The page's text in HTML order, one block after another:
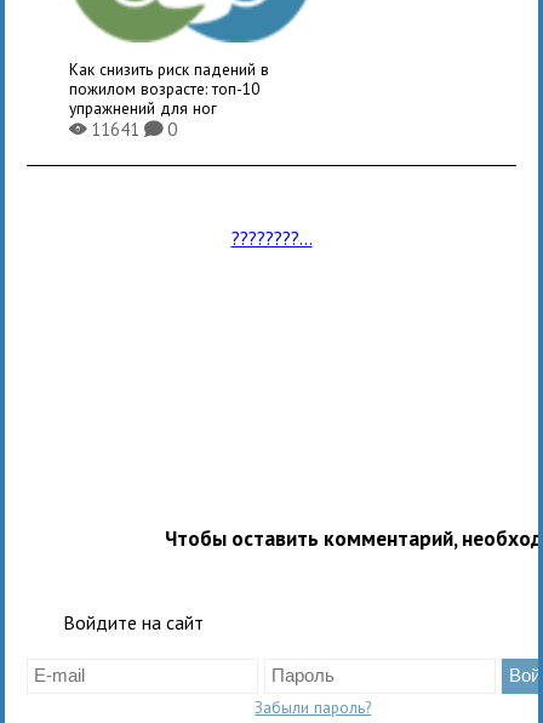
Как снизить риск падений в
пожилом возрасте: топ-10
упражнений для ног
X11641K0
????????...
Чтобы оставить комментарий,
Войдите на сайт
Забыли пароль?